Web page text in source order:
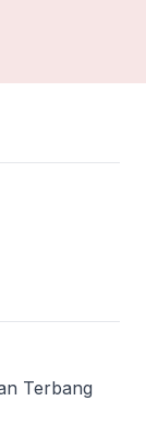
Terbang